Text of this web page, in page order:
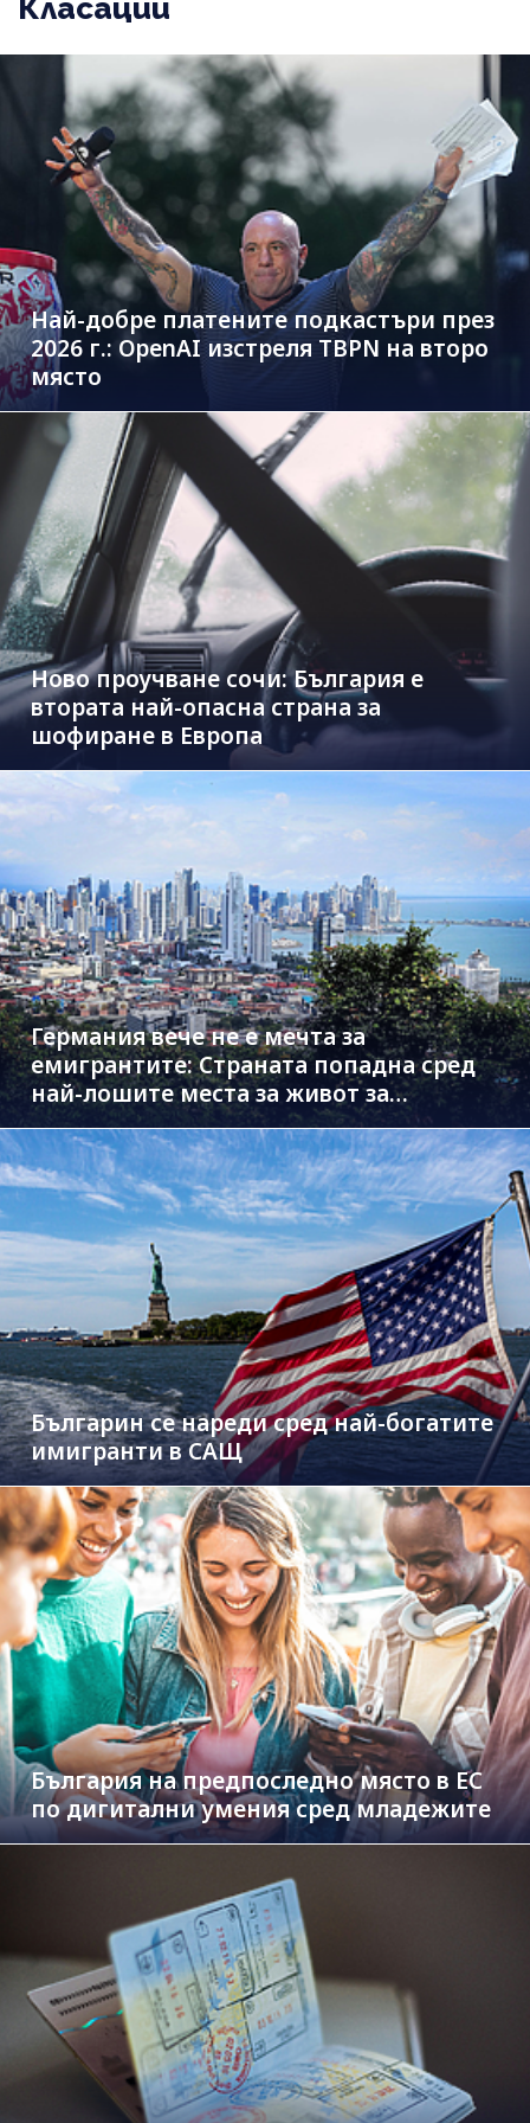
Класации
Най-добре платените подкастъри през
2026 г.: OpenAI изстреля TBPN на второ
място
Ново проучване сочи: България е
втората най-опасна страна за
шофиране в Европа
Германия вече не е мечта за
емигрантите: Страната попадна сред
най-лошите места за живот за
чужденци
Българин се нареди сред най-богатите
имигранти в САЩ
България на предпоследно място в ЕС
по дигитални умения сред младежите